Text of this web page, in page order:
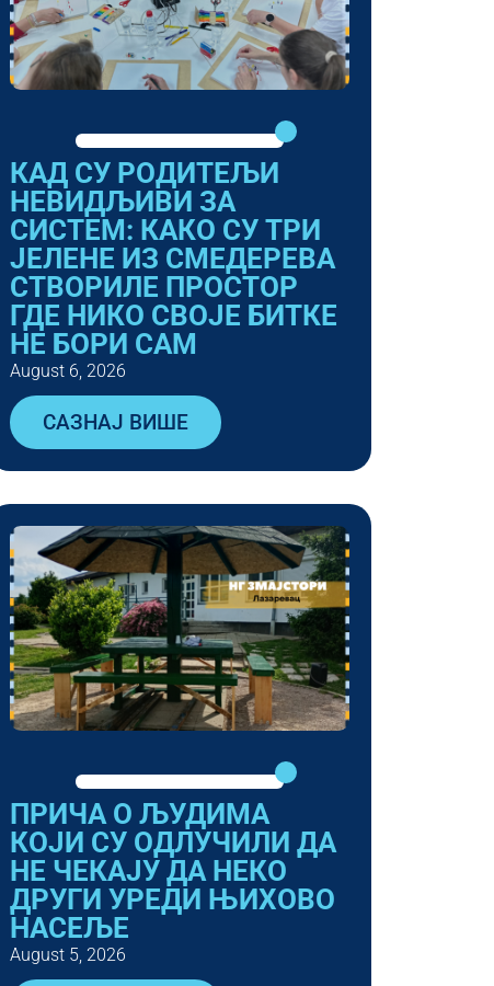
КАД СУ РОДИТЕЉИ
НЕВИДЉИВИ ЗА
СИСТЕМ: КАКО СУ ТРИ
ЈЕЛЕНЕ ИЗ СМЕДЕРЕВА
СТВОРИЛЕ ПРОСТОР
ГДЕ НИКО СВОЈЕ БИТКЕ
НЕ БОРИ САМ
August 6, 2026
САЗНАЈ ВИШЕ
ПРИЧА О ЉУДИМА
КОЈИ СУ ОДЛУЧИЛИ ДА
НЕ ЧЕКАЈУ ДА НЕКО
ДРУГИ УРЕДИ ЊИХОВО
НАСЕЉЕ
August 5, 2026